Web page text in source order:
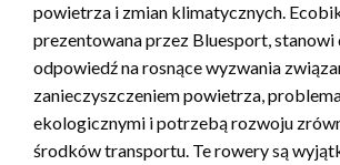
powietrza i zmian klimatycznych.
prezentowana przez Bluesport, stanowi
odpowiedź na rosnące wyzwania
zanieczyszczeniem powietrza,
ekologicznymi i potrzebą rozwoju
środków transportu. Te rowery są